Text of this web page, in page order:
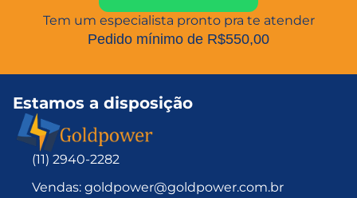
Tem um especialista pronto pra te atender
Pedido mínimo de R$550,00
Estamos a disposição
(11) 2940-2282
Vendas: goldpower@goldpower.com.br